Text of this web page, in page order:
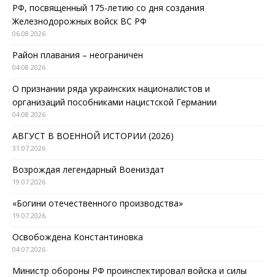
РФ, посвященный 175-летию со дня создания
Железнодорожных войск ВС РФ
06.08.2026
Район плавания – неограничен
04.08.2026
О признании ряда украинских националистов и
организаций пособниками нацистской Германии
04.08.2026
АВГУСТ В ВОЕННОЙ ИСТОРИИ (2026)
31.07.2026
Возрождая легендарный Воениздат
19.07.2026
«Богини отечественного производства»
19.07.2026
Освобождена Константиновка
04.07.2026
Министр обороны РФ проинспектировал войска и силы